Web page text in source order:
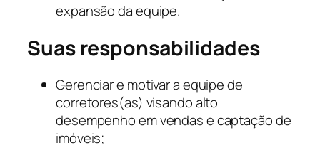
expansão da equipe.
Suas responsabilidades
Gerenciar e motivar a equipe de
corretores(as) visando alto
desempenho em vendas e captação de
imóveis;